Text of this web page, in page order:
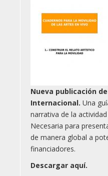
Nueva publicación
Internacional. Una
narrativa de la
Necesaria para
de manera global a
financiadores.
Descargar aquí.